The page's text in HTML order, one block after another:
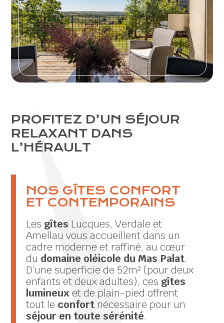
PROFITEZ D’UN SÉJOUR
RELAXANT DANS
L’HÉRAULT
NOS GÎTES CONFORT
ET CONTEMPORAINS
Les gîtes Lucques, Verdale et
Amellau vous accueillent dans un
cadre moderne et raffiné, au cœur
du domaine oléicole du Mas Palat.
D’une superficie de 52m² (pour deux
enfants et deux adultes), ces gîtes
lumineux et de plain-pied offrent
tout le confort nécessaire pour un
séjour en toute sérénité.